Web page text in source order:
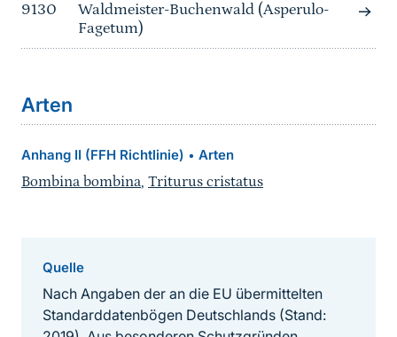
9130
Waldmeister-Buchenwald (Asperulo-
Fagetum)
Arten
Anhang II (FFH Richtlinie) • Arten
Bombina bombina, Triturus cristatus
Quelle
Nach Angaben der an die EU übermittelten
Standarddatenbögen Deutschlands (Stand: